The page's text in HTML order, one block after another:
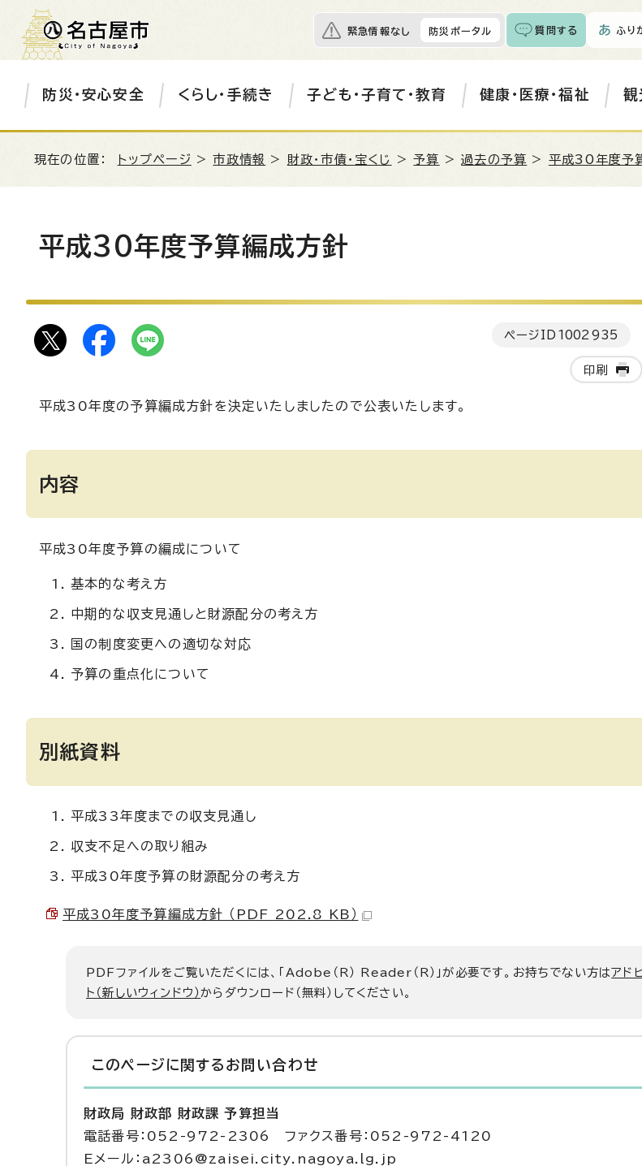
緊急情報なし 防災ポータル 質問する ふり
防災・安心安全 くらし・手続き 子ども・子育て・教育 健康・医療・福祉 観
現在の位置： トップページ >市政情報 > 財政・市債・宝くじ >予算 >過去の予算 > 平成30年度予
平成30年度予算編成方針
ページID 1002935
印刷
平成30年度の予算編成方針を決定いたしましたので公表いたします。
内容
平成30年度予算の編成について
基本的な考え方
中期的な収支見通しと財源配分の考え方
国の制度変更への適切な対応
予算の重点化について
別紙資料
平成33年度までの収支見通し
収支不足への取り組み
平成30年度予算の財源配分の考え方
平成30年度予算編成方針 （PDF 202.8 KB）
PDFファイルをご覧いただくには、「Adobe（R） Reader（R）」が必要です。お持ちでない方はアド
ト（新しいウィンドウ）からダウンロード（無料）してください。
このページに関する お問い合わせ
財政局 財政部 財政課 予算担当
電話番号：052-972-2306 ファクス番号：052-972-4120
Eメール：a2306@zaisei.city.nagoya.lg.jp